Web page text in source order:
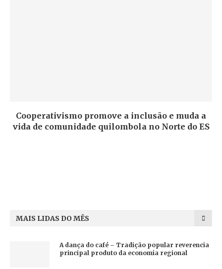
Cooperativismo promove a inclusão e muda a
vida de comunidade quilombola no Norte do ES
MAIS LIDAS DO MÊS
A dança do café – Tradição popular reverencia
principal produto da economia regional